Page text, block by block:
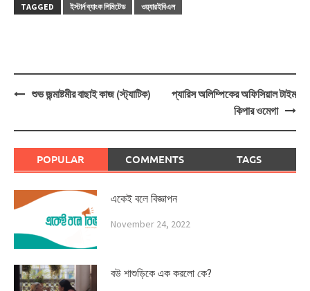
TAGGED
ইস্টার্ন ব্যাংক লিমিটেড ওয়্যারইবিএল
Postশুভ জন্মাষ্টমীর বাছাই কাজ (স্ট্যাটিক)
প্যারিস অলিম্পিকের অফিসিয়াল টাইম
কিপার ওমেগা
POPULAR COMMENTS TAGS
একেই বলে বিজ্ঞাপন
November 24, 2022
বউ শাশুড়িকে এক করলো কে?